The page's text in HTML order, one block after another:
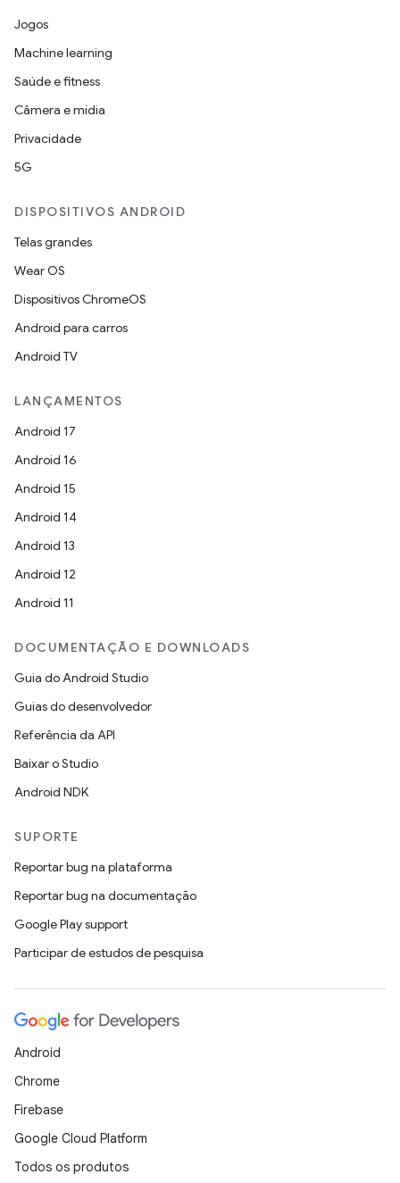
Jogos
Machine learning
Saúde e fitness
Câmera e mídia
Privacidade
5G
DISPOSITIVOS ANDROID
Telas grandes
Wear OS
Dispositivos ChromeOS
Android para carros
Android TV
LANÇAMENTOS
Android 17
Android 16
Android 15
Android 14
Android 13
Android 12
Android 11
DOCUMENTAÇÃO E DOWNLOADS
Guia do Android Studio
Guias do desenvolvedor
Referência da API
Baixar o Studio
Android NDK
SUPORTE
Reportar bug na plataforma
Reportar bug na documentação
Google Play support
Participar de estudos de pesquisa
Android
Chrome
Firebase
Google Cloud Platform
Todos os produtos